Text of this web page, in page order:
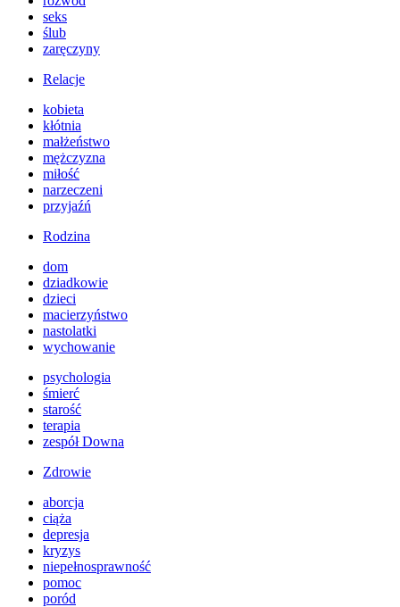
seks
ślub
zaręczyny
Relacje
kobieta
kłótnia
małżeństwo
mężczyzna
miłość
narzeczeni
przyjaźń
Rodzina
dom
dziadkowie
dzieci
macierzyństwo
nastolatki
wychowanie
psychologia
śmierć
starość
terapia
zespół Downa
Zdrowie
aborcja
ciąża
depresja
kryzys
niepełnosprawność
pomoc
poród